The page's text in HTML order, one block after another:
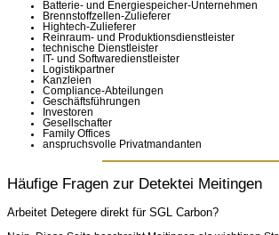
Batterie- und Energiespeicher-Unternehmen
Brennstoffzellen-Zulieferer
Hightech-Zulieferer
Reinraum- und Produktionsdienstleister
technische Dienstleister
IT- und Softwaredienstleister
Logistikpartner
Kanzleien
Compliance-Abteilungen
Geschäftsführungen
Investoren
Gesellschafter
Family Offices
anspruchsvolle Privatmandanten
Häufige Fragen zur Detektei Meitingen
Arbeitet Detegere direkt für SGL Carbon?